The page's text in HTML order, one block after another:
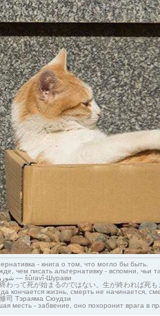
- книга о том, что могло бы быть.
чем писать альтернативку - вспомни, чьи
Я-شوروی — šûravî-Шурави
わって死が始まるのではない。生が終われば死も
кончается жизнь, смерть не начинается,
司 Тэраяма Сюудзи
месть - забвение, оно похоронит врага в